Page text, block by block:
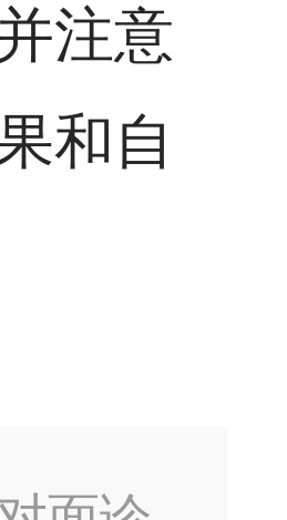
注意
和自